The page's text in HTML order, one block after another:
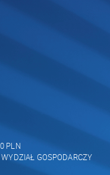
PLN
GOSPODARCZY